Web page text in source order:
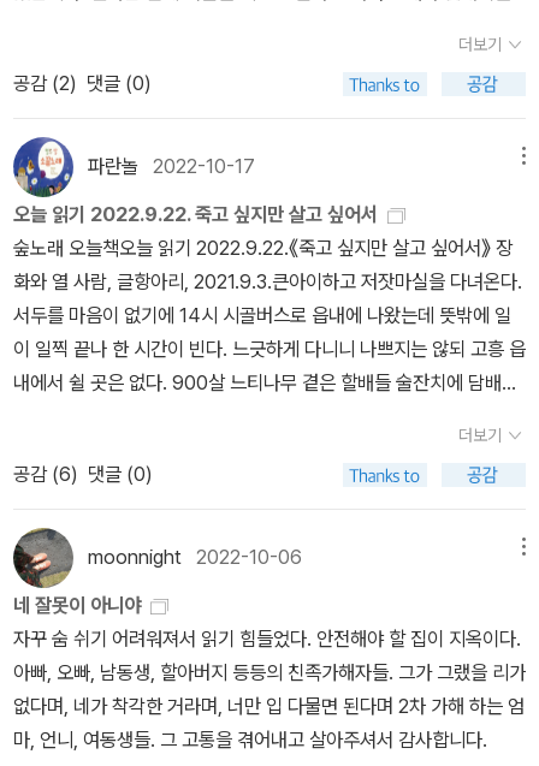
6쪽)처음 나를 강간했던 때 오빠의 나이는 고작 열네 살이었다. (89
쪽)“아빠랑 오빠가 저 성폭행하고 엄마가 아동학대 했어요”라고 말했
성매매를 하기까지의 접근 과정이 너무 간단해서 사람들이 성매매에
대해 비난하는 것이 모순적이라는 생각이 들었다 … 성폭행 가해자들
뿐 아니라 방관한 어른들까지 내게는 모두 가해자와 같은 편이나 다
름없었다고. (120, 121쪽)하지만 여전한 의문은, 사회가 왜 이 극악
한 범죄자들을 보호하며 피해자인 아이를 그 손에 맡겨놓는 것도 모
자라, 아이가 자라서 법에 호소해도 제대로 처단하지 않고 범죄자들
이 편안하게 인생을 살아가게 하는가 하는 점이다. (154쪽)정말 부끄
러워해야 할 사람이 부끄러워할 때까지, 정말로 죄 있는 사람이 응당
고개를 들지 못할 때까지 나의 말하기는 멈추지 않을 것이다. (199
쪽)※ 글쓴이숲노래(최종규) : 우리말꽃(국어사전)을 씁니다. “말꽃
짓는 책숲, 숲노래”라는 이름으로 시골인 전남 고흥에서 서재도서관·
책박물관을 꾸리는 사람. ‘보리 국어사전’ 편집장을 맡았고, ‘이오덕
어른 유고’를 갈무리했습니다. 《쉬운 말이 평화》, 《곁말》, 《곁책》,
《새로 쓰는 비슷한말 꾸러미 사전》, 《새로 쓰는 겹말 꾸러미 사전》,
《새로 쓰는 우리말 꾸러미 사전》, 《책숲마실》, 《우리말 수수께끼 동
시》, 《우리말 동시 사전》, 《우리말 글쓰기 사전》, 《이오덕 마음 읽
기》, 《시골에서 살림 짓는 즐거움》, 《마을에서 살려낸 우리말》, 《읽
는 우리말 사전 1·2·3》 들을 썼습니다. blog.naver.com/hbooklov
있겠다’고 느꼈습니다. 모두 서울로 쏠리기도 했지만, 서울내기처럼
숱한 책을 마음껏 읽을 터전은 다른 고장에 없더군요. 큰고장을 아주
떠나 시골에서 살아가며 돌아보노라면, ‘서울에서는 종이꾸러미로 배
우는 길이 가장 넓을’ 수는 있어도 ‘종이가 온 숲을 배우는 길은 가장
막히고 좁’다고 느껴요. 총칼로 우리나라로 쳐들어와서 짓밟고 괴롭
힌 일본을 나무라거나 미워하는 분은 많되, 일본사람이 지어서 이 나
라에 심은 일본 한자말이나 일본말씨를 하나하나 털어내는 분은 없습
니다. ‘적지도 않고 없’습니다. 다들 그냥 씁니다. ‘사회·문화·정치·학
교’ 같은 한자말도 일본사람이 머리를 굴려 엮은 한자말입니다. ‘도서
관·서점·출판사’ 같은 한자말조차 일본사람이 퍼뜨린 한자말입니다.
총칼굴레(일제강점기)에서 홀로서기(독립운동)를 꿈꾼 분들은 일본
말 아닌 우리말을 되찾으려 했고, 몰래 한글을 살리면서 지켰고, 우리
삶과 넋과 생각을 담을 우리말을 새로 지으려 했습니다. 그냥그냥 ‘만
라는 얼개를 꽃처럼 피우는 결을 헤아리면서 ‘그림꽃책’처럼 새말을
엮어 봅니다. 그림책하고 그림꽃책(만화)은 닮되 달라요. 그림꽃(만
화)을 안 읽는 사람은 그림꽃이 얼마나 아름답고 사랑스러운가를 모
를 뿐 아니라, 알 마음조차 없지 싶습니다만, 아름다운 그림꽃을 알아
보고 손에 쥐기를 바라는 새 이름입니다. 광주에서 〈일신서점〉하고
〈광일서점〉을 들르고서 〈ㅊ의 자리〉로 찾아옵니다. 책집이면 그냥 가
면 되리라 여겼는데, 미리 여쭈어야 한다더군요. 일본 한자말로 ‘예약
더보기
공감 (2) 댓글 (0)
파란놀 2022-10-17
오늘 읽기 2022.9.22. 죽고 싶지만 살고 싶어서
숲노래 오늘책오늘 읽기 2022.9.22.《죽고 싶지만 살고 싶어서》 장
화와 열 사람, 글항아리, 2021.9.3.큰아이하고 저잣마실을 다녀온다.
서두를 마음이 없기에 14시 시골버스로 읍내에 나왔는데 뜻밖에 일
이 일찍 끝나 한 시간이 빈다. 느긋하게 다니니 나쁘지는 않되 고흥 읍
내에서 쉴 곳은 없다. 900살 느티나무 곁은 할배들 술잔치에 담배냄
차 없는 날’이라는데, 이 시골에서 누가 알까? 시골일수록 더더욱 부
릉이를 끝없이 몰고 밀어댄다. 올해에는 우리 집 감나무가 단감이며
불퉁감(대봉감)을 주렁주렁 맺는다. 《죽고 싶지만 살고 싶어서》를 읽
었다. 살뜰하게 여민 책이라고 느낀다. 노리개질로 시달린 사람들은
‘죽느니만 못한 나날’을 보내면서 ‘삶을 단단히 잡는’다고 느낀다. 숲
노래 씨도 매한가지이다. 어릴 적이나 싸움터(군대)에서 겪은 노리개
질은 떠올리고 싶지 않도록 몸서리칠 노릇인데, 노리개질은 순이뿐
아니라 돌이도 으레 자주 곳곳에서 겪는다. ‘나란사랑(동성애)’을 외
치며 잔치를 벌이는 일이 나쁘다고 여기지는 않으나, ‘싸움터 노리개
질(군대 성폭력)’이 거의 ‘나란사랑’을 앞세우는 뻘짓인데, 뭔가 크게
더보기
공감 (6) 댓글 (0)
moonnight 2022-10-06
네 잘못이 아니야
자꾸 숨 쉬기 어려워져서 읽기 힘들었다. 안전해야 할 집이 지옥이다.
아빠, 오빠, 남동생, 할아버지 등등의 친족가해자들. 그가 그랬을 리가
없다며, 네가 착각한 거라며, 너만 입 다물면 된다며 2차 가해 하는 엄
마, 언니, 여동생들. 그 고통을 겪어내고 살아주셔서 감사합니다.